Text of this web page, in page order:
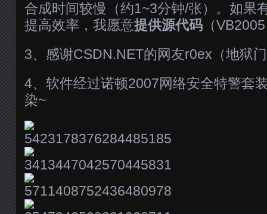
合成时间较慢（约1~3分钟/张）。如果
提高效率，我愿意提供源代码 （
3、感谢CSDN.NET的网友r0ex（地狱
4、软件经过诺顿2007网络安全特警套
染~